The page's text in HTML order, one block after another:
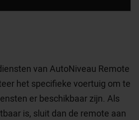
van AutoNiveau Remote
het specifieke voertuig om te
er beschikbaar zijn. Als
is, sluit dan de remote aan